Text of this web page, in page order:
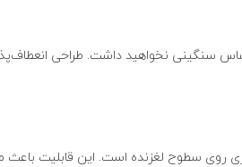
سنگینی نخواهید داشت. طراحی
روی سطوح لغزنده است. این قابلیت